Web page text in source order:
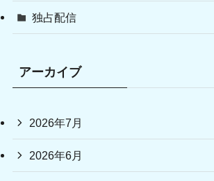
独占配信
アーカイブ
2026年7月
2026年6月